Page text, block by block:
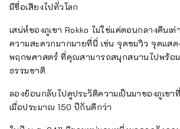
มีชื่อเสียงไปทั่วโลก
เสน่ห์ของภูเขา Rokko ไม่ใช่แค่ตอนกลางคืนเ
ความสะดวกมากมายที่นี่ เช่น จุดชมวิว จุดแสด
พฤกษศาสตร์ ที่คุณสามารถสนุกสนานไปพร้อ
ธรรมชาติ
ลองย้อนกลับไปดูประวัติความเป็นมาของภูเข
เมื่อประมาณ 150 ปีกันดีกว่า